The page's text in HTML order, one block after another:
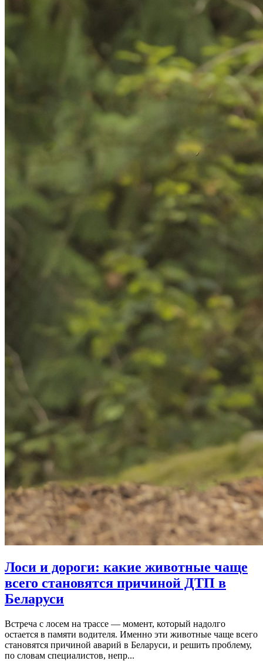
Лоси и дороги: какие животные чаще
всего становятся причиной ДТП в
Беларуси
Встреча с лосем на трассе — момент, который надолго
остается в памяти водителя. Именно эти животные чаще всего
становятся причиной аварий в Беларуси, и решить проблему,
по словам специалистов, непр...